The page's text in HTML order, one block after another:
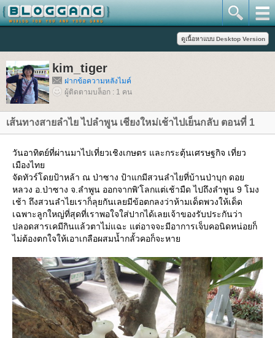
kim_tiger
ฝากข้อความหลังไมค์
ผู้ติดตามบล็อก : 1 คน
เส้นทางสายลำไย ไปลำพูน เชียงใหม่เช้าไปเย็นกลับ ตอนที่ 1
วันอาทิตย์ที่ผ่านมาไปเที่ยวเชิงเกษตร และกระตุ้นเศรษฐกิจ เที่ยว
เมืองไท
จัดทัวร์โดยป้าหล้า ณ ป่าซาง ป้าแกมีสวนลำไยที่บ้านป่าบุก ดอ
หลวง อ.ป่าซาง จ.ลำพูน ออกจากพิ'โลกแต่เช้ามืด ไปถึงลำพูน 9 โมง
เช้า ถึงสวนลำไยเราก็ลุยกันเลยมีข้อตกลงว่าห้ามเด็ดพวงให้เด็ด
เฉพาะลูกใหญ่ที่สุดที่เราพอใจใส่ปากได้เลยเจ้าของรับประกันว่า
ปลอดสารเคมีกินแล้วตาไม่แฉะ แต่อาจจะมีอาการเจ็บคอนิดหน่อยก็
ไม่ต้องตกใจให้เอาเกลือผสมน้ำกลั้วคอก็จะหา